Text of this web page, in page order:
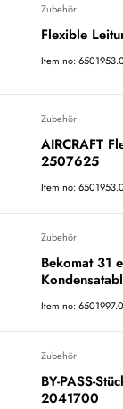
Zubehör
Flexible
Item no:
Zubehör
AIRCRAFT
2507625
Item no:
Zubehör
Bekomat 31
Item no:
Zubehör
BY-PASS-
2041700